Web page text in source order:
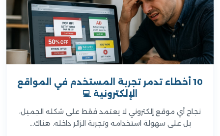
10 أخطاء تدمر تجربة المستخدم في المواقع
الإلكترونية 💻
نجاح أي موقع إلكتروني لا يعتمد فقط على شكله الجميل،
بل على سهولة استخدامه وتجربة الزائر داخله. هناك...